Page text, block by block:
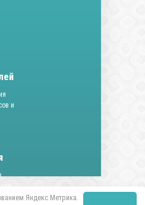
и
ГБУ Социальный
Яндекс Метрика.